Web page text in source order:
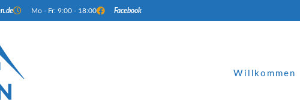
Mo - Fr: 9:00 - 18:00 Facebook
Willkommen